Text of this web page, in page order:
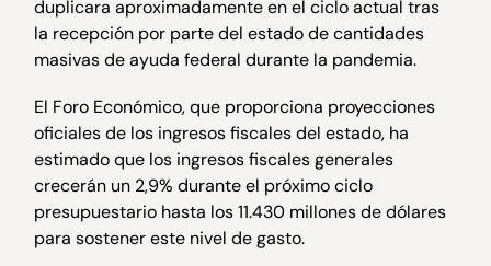
duplicara aproximadamente en el ciclo actual tras
la recepción por parte del estado de cantidades
masivas de ayuda federal durante la pandemia.
El Foro Económico, que proporciona proyecciones
oficiales de los ingresos fiscales del estado, ha
estimado que los ingresos fiscales generales
crecerán un 2,9% durante el próximo ciclo
presupuestario hasta los 11.430 millones de dólares
para sostener este nivel de gasto.